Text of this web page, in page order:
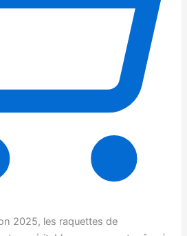
2025, les raquettes de